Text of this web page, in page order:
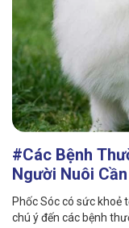
#Các Bệnh
Người Nuôi
Phốc Sóc có sức khoẻ
chú ý đến các bệnh